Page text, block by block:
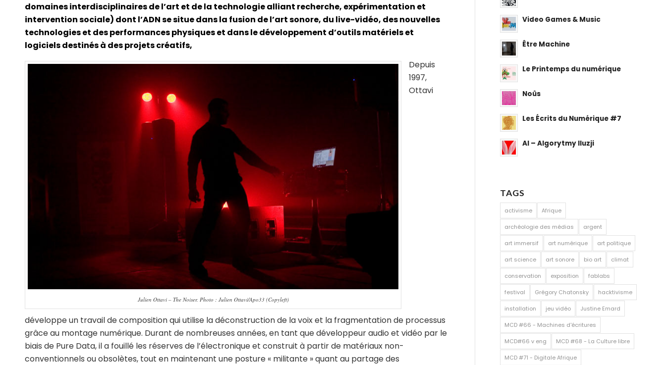
domaines interdisciplinaires de l’art et de la technologie alliant recherche, expérimentation et
intervention sociale) dont l’ADN se situe dans la fusion de l’art sonore, du live-vidéo, des nouvelles
technologies et des performances physiques et dans le développement d’outils matériels et
logiciels destinés à des projets créatifs,
Julien Ottavi – The Noiser. Photo : Julien Ottavi/Apo33 (Copyleft)
Depuis
1997,
Ottavi
développe un travail de composition qui utilise la déconstruction de la voix et la fragmentation de processus
grâce au montage numérique. Durant de nombreuses années, en tant que développeur audio et vidéo par le
biais de Pure Data, il a fouillé les réserves de l’électronique et construit à partir de matériaux non-
conventionnels ou obsolètes, tout en maintenant une posture « militante » quant au partage des
Video Games & Music
Être Machine
Le Printemps du numérique
Noûs
Les Écrits du Numérique #7
AI – Algorytmy Iluzji
TAGS
activisme Afrique
archéologie des médias argent
art immersif art numérique art politique
art science art sonore bio art climat
conservation exposition fablabs
festival Grégory Chatonsky hacktivisme
installation jeu vidéo Justine Emard
MCD #66 - Machines d'écritures
MCD#66 v eng MCD #68 - La Culture libre
MCD #71 - Digitale Afrique